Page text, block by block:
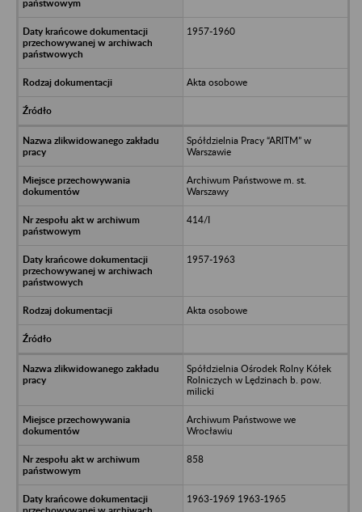
1957-1960
Akta osobowe
Spółdzielnia Pracy “ARITM” w
Warszawie
Archiwum Państwowe m. st.
Warszawy
414/I
1957-1963
Akta osobowe
Spółdzielnia Ośrodek Rolny Kółek
Rolniczych w Lędzinach b. pow.
milicki
Archiwum Państwowe we
Wrocławiu
858
1963-1969 1963-1965